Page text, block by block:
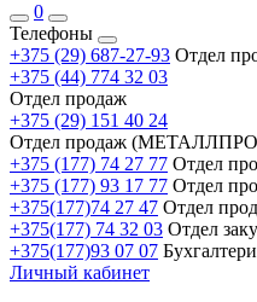
0
Телефоны
+375 (29) 687-27-93 Отдел
+375 (44) 774 32 03
Отдел продаж
+375 (29) 151 40 24
Отдел продаж
+375 (177) 74 27 77 Отдел
+375 (177) 93 17 77 Отдел
+375(177)74 27 47 Отдел
+375(177) 74 32 03 Отдел
+375(177)93 07 07
Личный кабинет